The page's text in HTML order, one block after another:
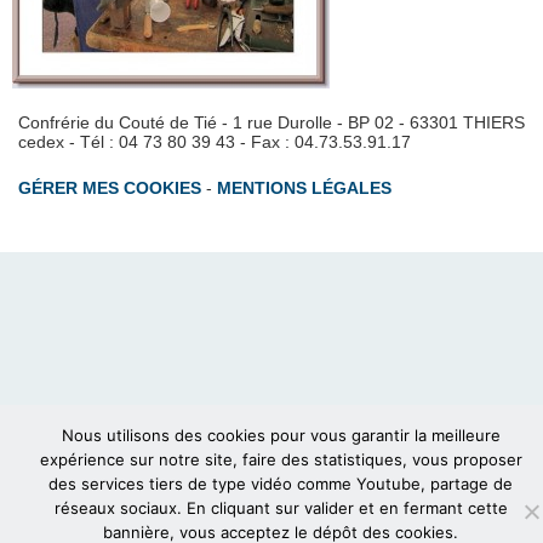
Confrérie du Couté de Tié - 1 rue Durolle - BP 02 - 63301 THIERS
cedex - Tél : 04 73 80 39 43 - Fax : 04.73.53.91.17
GÉRER MES COOKIES - MENTIONS LÉGALES
Nous utilisons des cookies pour vous garantir la meilleure
expérience sur notre site, faire des statistiques, vous proposer
des services tiers de type vidéo comme Youtube, partage de
réseaux sociaux. En cliquant sur valider et en fermant cette
bannière, vous acceptez le dépôt des cookies.